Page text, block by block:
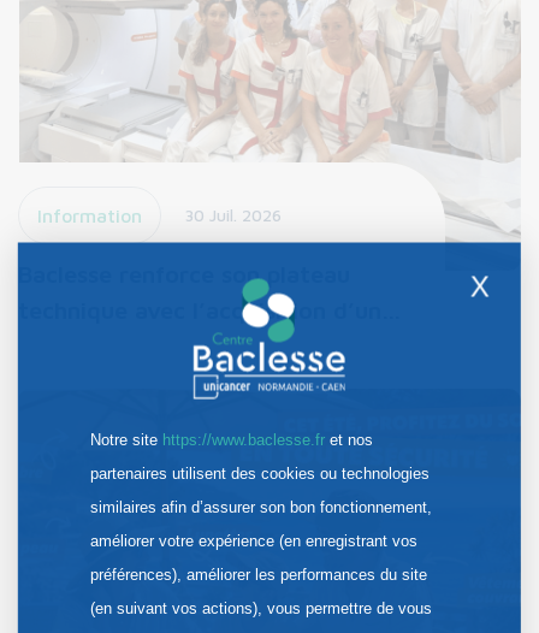
Information 30 Juil. 2026
Baclesse renforce son plateau
technique avec l’acquisition d’un…
X
Notre site https://www.baclesse.fret nos
partenaires utilisent des cookies ou technologies
similaires afin d’assurer son bon fonctionnement,
améliorer votre expérience (en enregistrant vos
préférences), améliorer les performances du site
(en suivant vos actions), vous permettre de vous